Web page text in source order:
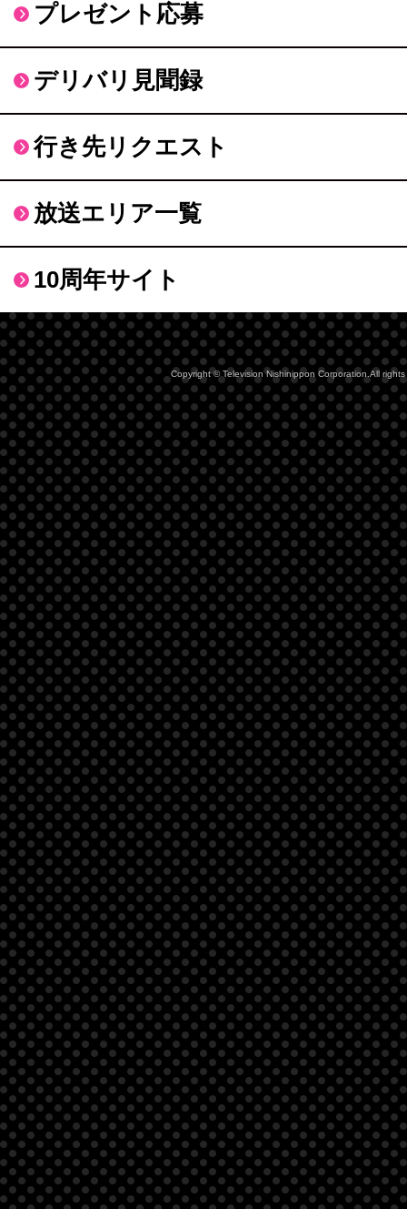
プレゼント応募
デリバリ見聞録
行き先リクエスト
放送エリア一覧
10周年サイト
Copyright © Television Nishinippon Corporation.All